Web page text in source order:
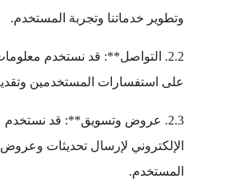
وتطوير خدماتنا وتجربة المستخدم.
2.2. التواصل**: قد نستخدم
على استفسارات المستخدمين
2.3. عروض وتسويق**: قد نستخدم
الإلكتروني لإرسال تحديثات
المستخدم.